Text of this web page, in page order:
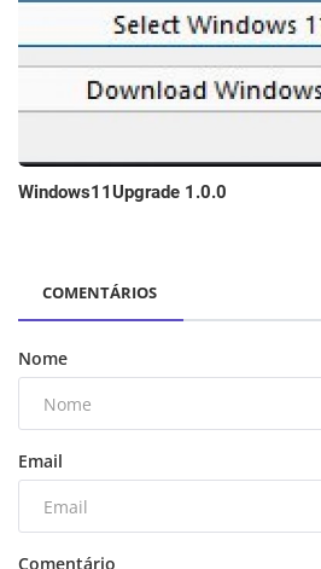
Windows11Upgrade 1.0.0
COMENTÁRIOS
Nome
Email
Comentário